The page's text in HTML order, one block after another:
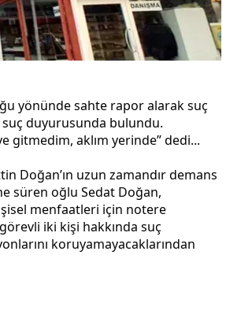
yönünde sahte rapor alarak suç
suç duyurusunda bulundu.
gitmedim, aklım yerinde” dedi...
Doğan’ın uzun zamandır demans
süren oğlu Sedat Doğan,
menfaatleri için notere
iki kişi hakkında suç
koruyamayacaklarından